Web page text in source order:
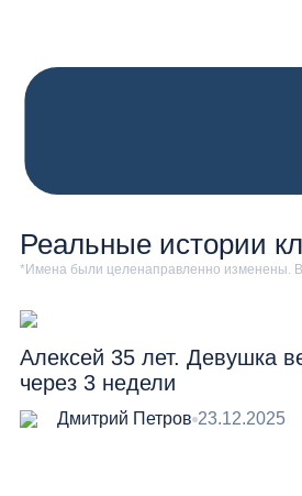
Реальные истории
*Имена были целенаправленно изменены.
Алексей 35 лет. Девушка
через 3 недели
Дмитрий Петров 23.12.2025